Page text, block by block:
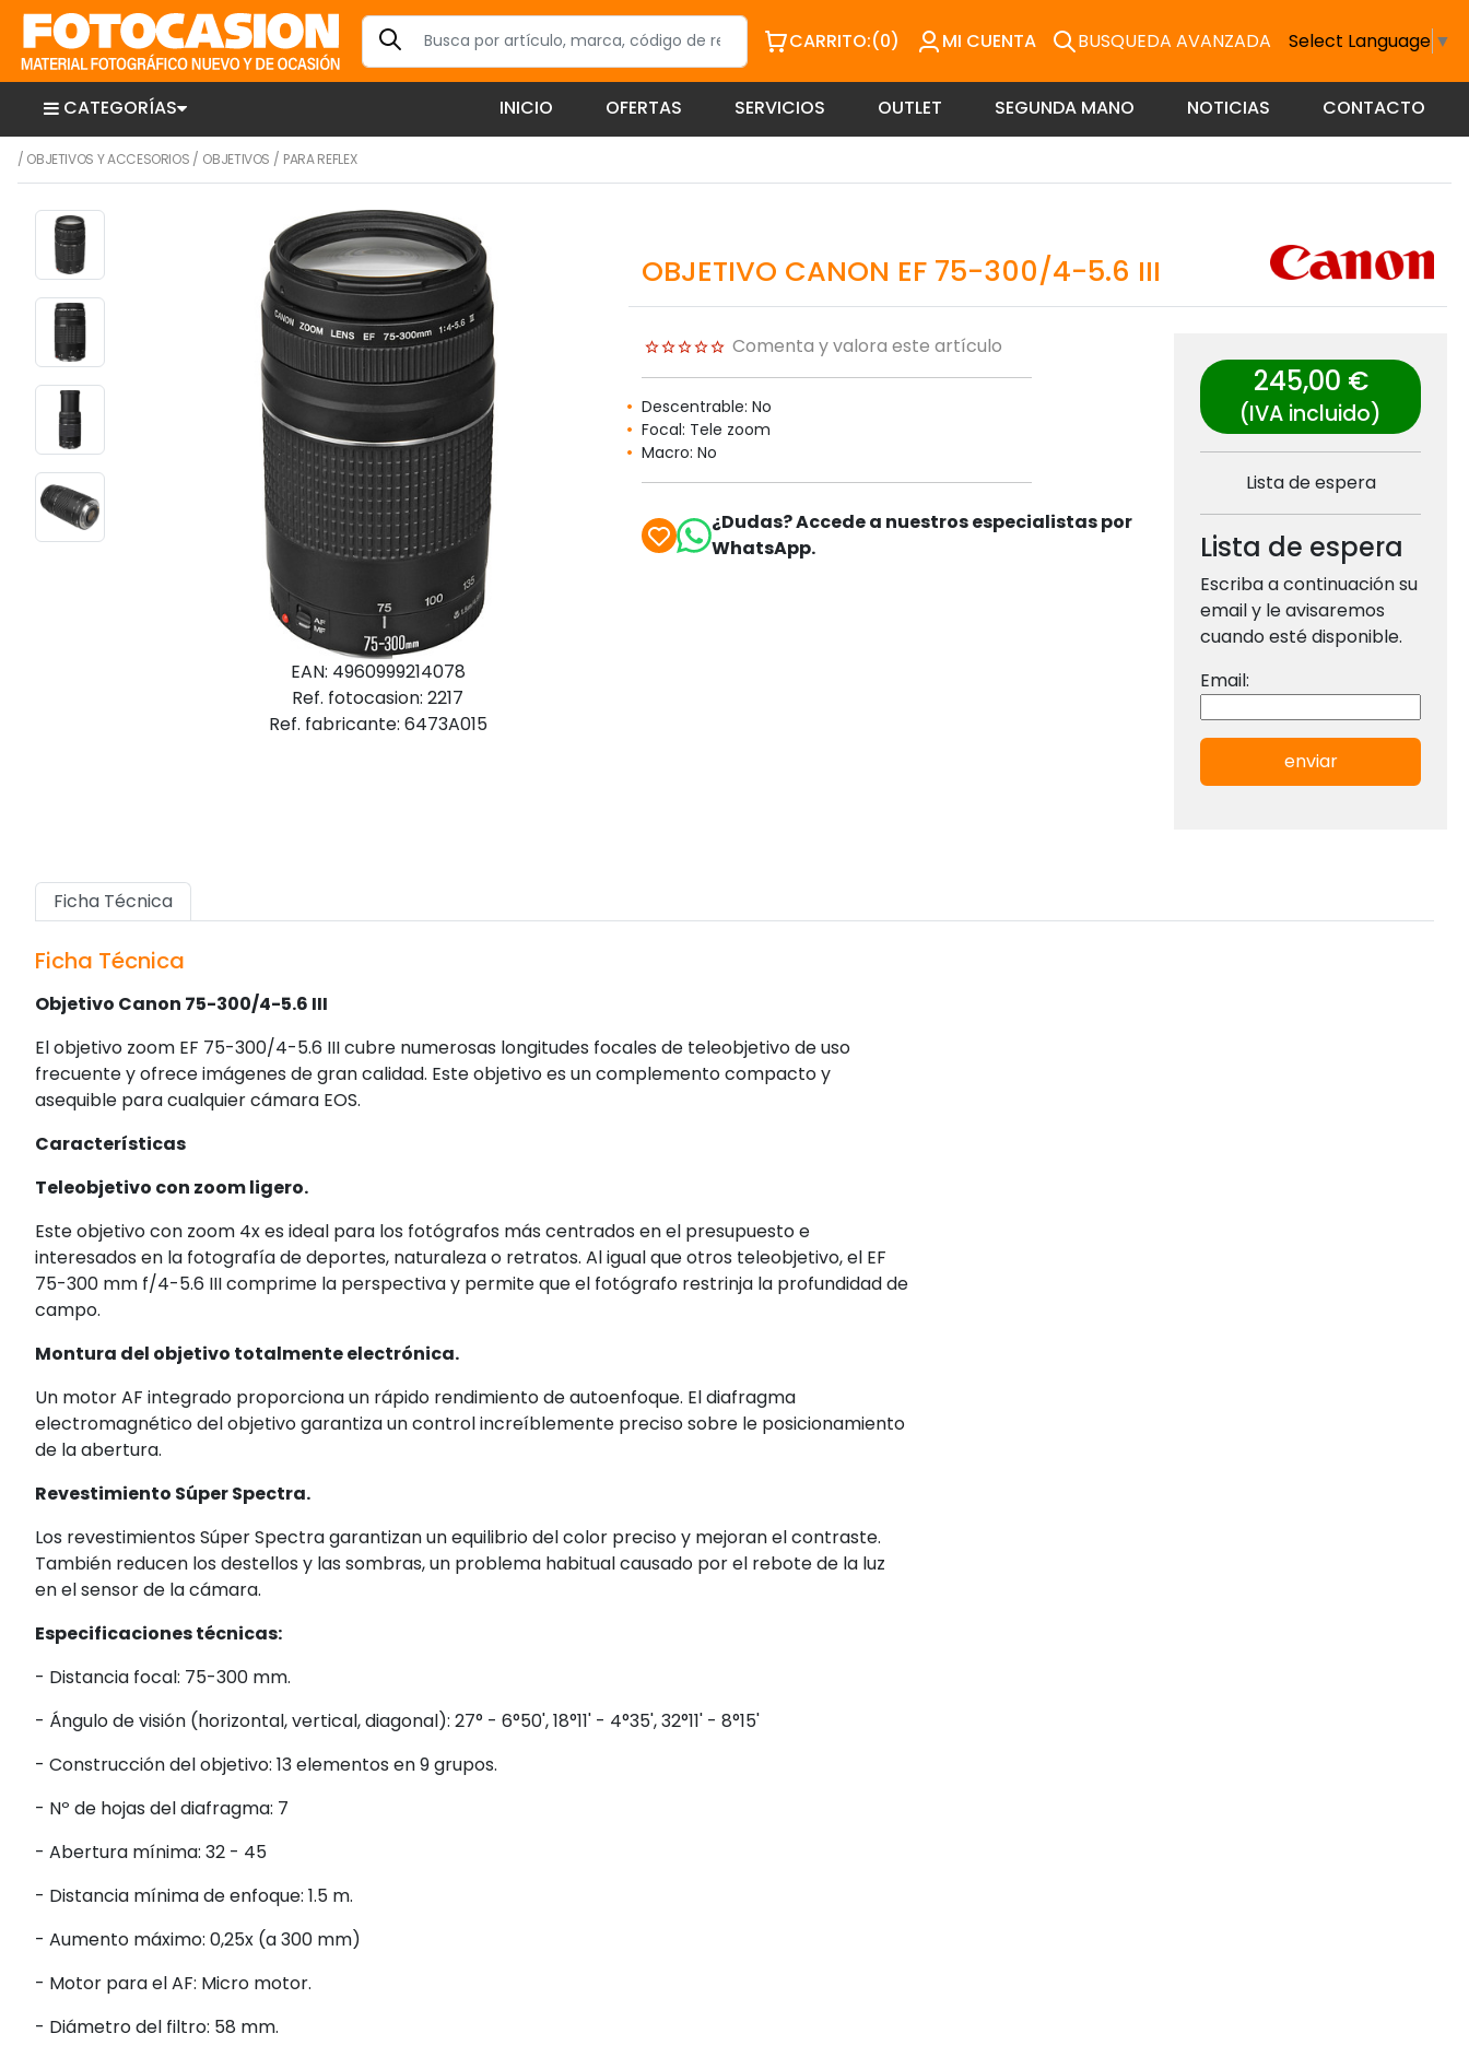
CARRITO:(0) MI CUENTA BUSQUEDA AVANZADA Select Language ▼
CATEGORÍAS INICIO OFERTAS SERVICIOS OUTLET SEGUNDA MANO NOTICIAS CONTACTO
/ OBJETIVOS Y ACCESORIOS / OBJETIVOS / PARA REFLEX
EAN: 4960999214078
Ref. fotocasion: 2217
Ref. fabricante: 6473A015
OBJETIVO CANON EF 75-300/4-5.6 III
Comenta y valora este artículo
Descentrable: No
Focal: Tele zoom
Macro: No
¿Dudas? Accede a nuestros especialistas por
WhatsApp.
245,00 €
(IVA incluido)
Lista de espera
Lista de espera
Escriba a continuación su
email y le avisaremos
cuando esté disponible.
Email:
enviar
Ficha Técnica
Ficha Técnica
Objetivo Canon 75-300/4-5.6 III
El objetivo zoom EF 75-300/4-5.6 III cubre numerosas longitudes focales de teleobjetivo de uso
frecuente y ofrece imágenes de gran calidad. Este objetivo es un complemento compacto y
asequible para cualquier cámara EOS.
Características
Teleobjetivo con zoom ligero.
Este objetivo con zoom 4x es ideal para los fotógrafos más centrados en el presupuesto e
interesados en la fotografía de deportes, naturaleza o retratos. Al igual que otros teleobjetivo, el EF
75-300 mm f/4-5.6 III comprime la perspectiva y permite que el fotógrafo restrinja la profundidad de
campo.
Montura del objetivo totalmente electrónica.
Un motor AF integrado proporciona un rápido rendimiento de autoenfoque. El diafragma
electromagnético del objetivo garantiza un control increíblemente preciso sobre le posicionamiento
de la abertura.
Revestimiento Súper Spectra.
Los revestimientos Súper Spectra garantizan un equilibrio del color preciso y mejoran el contraste.
También reducen los destellos y las sombras, un problema habitual causado por el rebote de la luz
en el sensor de la cámara.
Especificaciones técnicas:
- Distancia focal: 75-300 mm.
- Ángulo de visión (horizontal, vertical, diagonal): 27° - 6°50', 18°11' - 4°35', 32°11' - 8°15'
- Construcción del objetivo: 13 elementos en 9 grupos.
- Nº de hojas del diafragma: 7
- Abertura mínima: 32 - 45
- Distancia mínima de enfoque: 1.5 m.
- Aumento máximo: 0,25x (a 300 mm)
- Motor para el AF: Micro motor.
- Diámetro del filtro: 58 mm.